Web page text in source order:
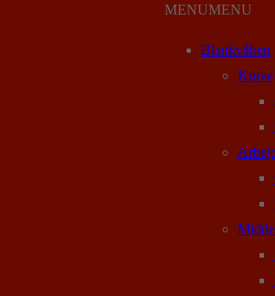
MENUMENU
Blankvåben
Knive